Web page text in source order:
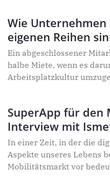
Aufgaben. Heike Hage,
Gesundheitswesen bei
Einblicke in die aktuellen
Lösungsansätze auf.
Wie Unternehmen
eigenen Reihen
Ein abgeschlossener
halbe Miete, wenn es
Arbeitsplatzkultur
richtigen Maßnahmen
Arbeitgeber das volle
Mitarbeiterumfrage aus
dass sie es mit der
meinen. Silke Masurat,
TOP JOB-Organisatorin,
SuperApp für den
Interview mit
In einer Zeit, in der die
Aspekte unseres Lebens
Mobilitätsmarkt vor